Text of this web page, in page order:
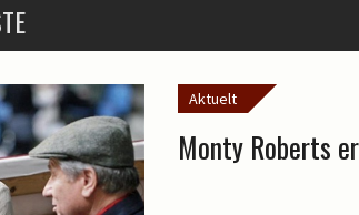
Aktuelt
Monty Roberts